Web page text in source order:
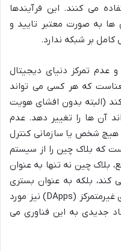
می کنند. این فرآیندها
ها به صورت معتبر تایید و
بر شبکه ندارد.
تمرکز دنیای دیجیتال
که هر کسی می تواند
(البته بدون افشای هویت
آن ها را تغییر دهد. عدم
هیچ شخص یا سازمانی کنترل
که بلاک چین را از سیستم
بلاک چین نه تنها به عنوان
کند، بلکه به عنوان بستری
برای قراردادهای هوشمند و برنامه های غیرمتمرکز (DApps) نیز مورد
جدیدی به این فناوری می